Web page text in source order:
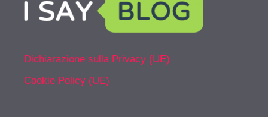
Dichiarazione sulla Privacy (UE)
Cookie Policy (UE)